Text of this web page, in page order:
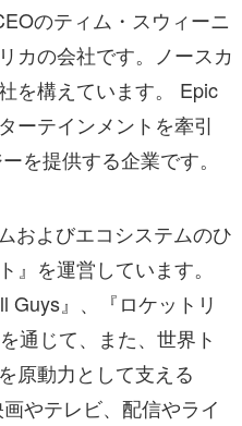
のティム・スウィーニ
カの会社です。ノースカ
を構えています。 Epic
ーテインメントを牽引
を提供する企業です。
およびエコシステムのひ
』を運営しています。
Guys』、『ロケットリ
通じて、また、世界ト
原動力として支える
やテレビ、配信やライ